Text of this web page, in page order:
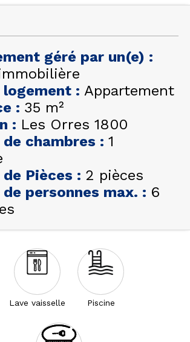
FAQ
INSPIREZ-VOUS !
ÉTÉ
HIVER
FR EN
+33 (0)4 92 44 19 17
géré par un(e) :
logement : Appartement
: 35 m²
: Les Orres 1800
chambres : 1
Pièces : 2 pièces
personnes max. : 6
Lave vaisselle Piscine